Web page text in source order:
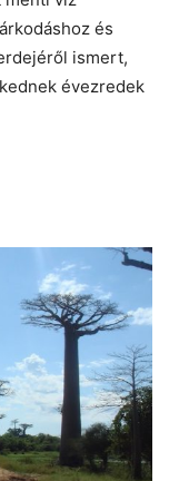
és
ismert,
évezredek